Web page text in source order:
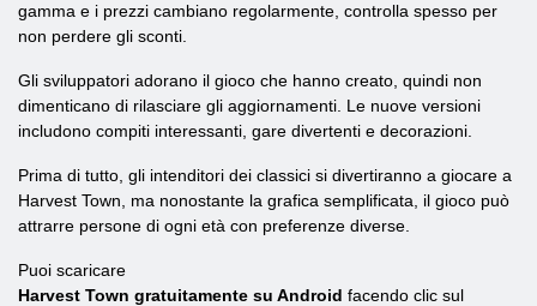
gamma e i prezzi cambiano regolarmente, controlla spesso per
non perdere gli sconti.
Gli sviluppatori adorano il gioco che hanno creato, quindi non
dimenticano di rilasciare gli aggiornamenti. Le nuove versioni
includono compiti interessanti, gare divertenti e decorazioni.
Prima di tutto, gli intenditori dei classici si divertiranno a giocare a
Harvest Town, ma nonostante la grafica semplificata, il gioco può
attrarre persone di ogni età con preferenze diverse.
Puoi scaricare
Harvest Town gratuitamente su Android facendo clic sul